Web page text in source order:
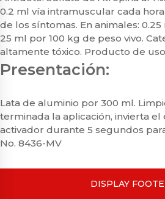
0.2 ml vía intramuscular cada
de los síntomas. En animales:
25 ml por 100 kg de peso vivo.
altamente tóxico. Producto de
Presentación:
Lata de aluminio por 300 ml.
terminada la aplicación, invierta el
activador durante 5 segundos
No. 8436-MV
DISPLAY